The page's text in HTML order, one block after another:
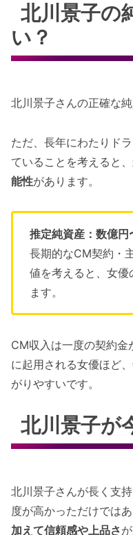
北川景子の
い？
北川景子さんの正確な
ただ、長年にわたりド
ていることを考えると、
能性があります。
推定純資産：数億
長期的なCM契約・
値を考えると、女
ます。
CM収入は一度の契約
に起用される女優ほど
がりやすいです。
北川景子が
北川景子さんが長く支
度が高かっただけでは
加えて信頼感や上品さ